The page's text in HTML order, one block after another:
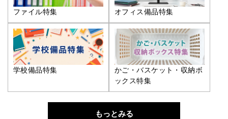
ファイル特集 オフィス備品特集
学校備品特集
かご・バスケット・収納ボ
ックス特集
もっとみる